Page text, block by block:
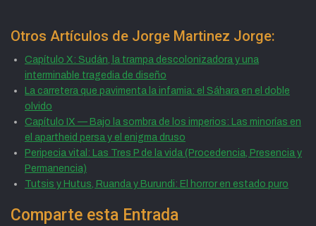
Otros Artículos de Jorge Martinez Jorge:
Capítulo X: Sudán, la trampa descolonizadora y una
interminable tragedia de diseño
La carretera que pavimenta la infamia: el Sáhara en el doble
olvido
Capítulo IX — Bajo la sombra de los imperios: Las minorías en
el apartheid persa y el enigma druso
Peripecia vital: Las Tres P de la vida (Procedencia, Presencia y
Permanencia)
Tutsis y Hutus, Ruanda y Burundi: El horror en estado puro
Comparte esta Entrada